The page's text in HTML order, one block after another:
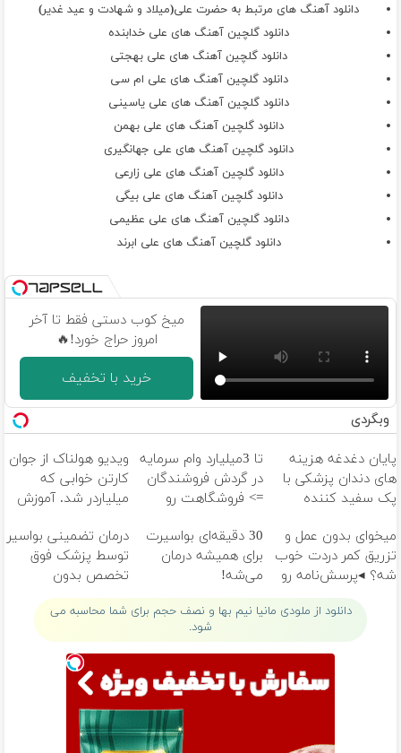
دانلود آهنگ های مرتبط به حضرت علی(میلاد و شهادت و عید غدیر)
دانلود گلچین آهنگ های علی خدابنده
دانلود گلچین آهنگ های علی بهجتی
دانلود گلچین آهنگ های علی ام سی
دانلود گلچین آهنگ های علی یاسینی
دانلود گلچین آهنگ های علی بهمن
دانلود گلچین آهنگ های علی جهانگیری
دانلود گلچین آهنگ های علی زارعی
دانلود گلچین آهنگ های علی بیگی
دانلود گلچین آهنگ های علی عظیمی
دانلود گلچین آهنگ های علی ابرند
میخ کوب دستی فقط تا آخر
امروز حراج خورد!🔥
خرید با تخفیف
وبگردی
پایان دغدغه هزینه
های دندان پزشکی با
پک سفید کننده
تا 3میلیارد وام سرمایه
در گردش فروشندگان
=> فروشگاهت رو
ویدیو هولناک از جوان
کارتن خوابی که
میلیاردر شد. آموزش
میخوای بدون عمل و
تزریق کمر دردت خوب
شه؟ ◂پرسش‌نامه رو
30 دقیقه‌ای بواسیرت
برای همیشه درمان
می‌شه!
درمان تضمینی بواسیر
توسط پزشک فوق
تخصص بدون
بازگشت
دانلود از ملودی مانیا نیم بها و نصف حجم برای شما محاسبه می
شود.